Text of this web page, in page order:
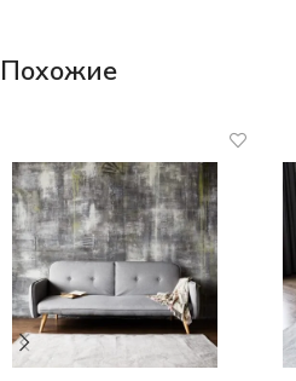
Похожие